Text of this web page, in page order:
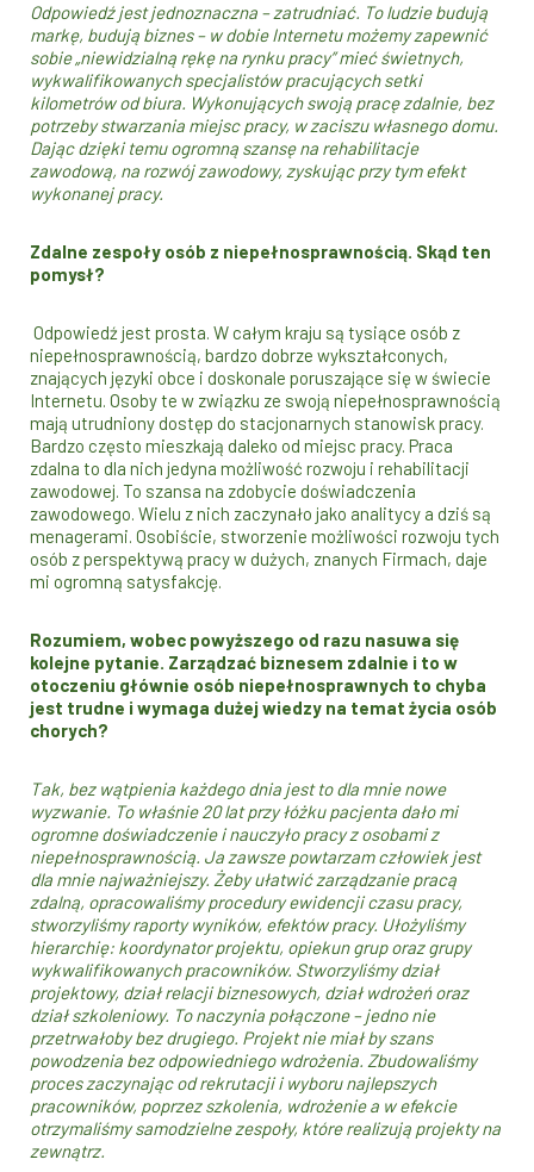
Odpowiedź jest jednoznaczna – zatrudniać. To ludzie budują
markę, budują biznes – w dobie Internetu możemy zapewnić
sobie „niewidzialną rękę na rynku pracy” mieć świetnych,
wykwalifikowanych specjalistów pracujących setki
kilometrów od biura. Wykonujących swoją pracę zdalnie, bez
potrzeby stwarzania miejsc pracy, w zaciszu własnego domu.
Dając dzięki temu ogromną szansę na rehabilitacje
zawodową, na rozwój zawodowy, zyskując przy tym efekt
wykonanej pracy.
Zdalne zespoły osób z niepełnosprawnością. Skąd ten
pomysł?
Odpowiedź jest prosta. W całym kraju są tysiące osób z
niepełnosprawnością, bardzo dobrze wykształconych,
znających języki obce i doskonale poruszające się w świecie
Internetu. Osoby te w związku ze swoją niepełnosprawnością
mają utrudniony dostęp do stacjonarnych stanowisk pracy.
Bardzo często mieszkają daleko od miejsc pracy. Praca
zdalna to dla nich jedyna możliwość rozwoju i rehabilitacji
zawodowej. To szansa na zdobycie doświadczenia
zawodowego. Wielu z nich zaczynało jako analitycy a dziś są
menagerami. Osobiście, stworzenie możliwości rozwoju tych
osób z perspektywą pracy w dużych, znanych Firmach, daje
mi ogromną satysfakcję.
Rozumiem, wobec powyższego od razu nasuwa się
kolejne pytanie. Zarządzać biznesem zdalnie i to w
otoczeniu głównie osób niepełnosprawnych to chyba
jest trudne i wymaga dużej wiedzy na temat życia osób
chorych?
Tak, bez wątpienia każdego dnia jest to dla mnie nowe
wyzwanie. To właśnie 20 lat przy łóżku pacjenta dało mi
ogromne doświadczenie i nauczyło pracy z osobami z
niepełnosprawnością. Ja zawsze powtarzam człowiek jest
dla mnie najważniejszy. Żeby ułatwić zarządzanie pracą
zdalną, opracowaliśmy procedury ewidencji czasu pracy,
stworzyliśmy raporty wyników, efektów pracy. Ułożyliśmy
hierarchię: koordynator projektu, opiekun grup oraz grupy
wykwalifikowanych pracowników. Stworzyliśmy dział
projektowy, dział relacji biznesowych, dział wdrożeń oraz
dział szkoleniowy. To naczynia połączone – jedno nie
przetrwałoby bez drugiego. Projekt nie miał by szans
powodzenia bez odpowiedniego wdrożenia. Zbudowaliśmy
proces zaczynając od rekrutacji i wyboru najlepszych
pracowników, poprzez szkolenia, wdrożenie a w efekcie
otrzymaliśmy samodzielne zespoły, które realizują projekty na
zewnątrz.